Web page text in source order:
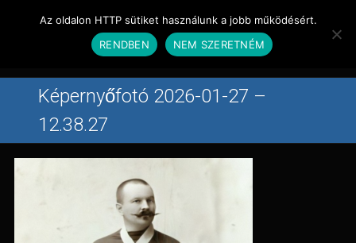
Magyar
Főoldal
Előkészületben
Gyártásban
Elkészült filmek
Képernyőfotó 2026-01-27 –
12.38.27
Az oldalon HTTP sütiket használunk a jobb működésért.
RENDBEN
NEM SZERETNÉM